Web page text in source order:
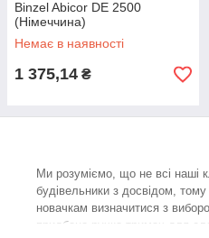
Binzel Abicor DE 2500
(Німеччина)
Немає в наявності
1 375,14 ₴
Ми розуміємо, що не всі наші
будівельники з досвідом,
новачкам визначитися з
придбана ручка тримач для